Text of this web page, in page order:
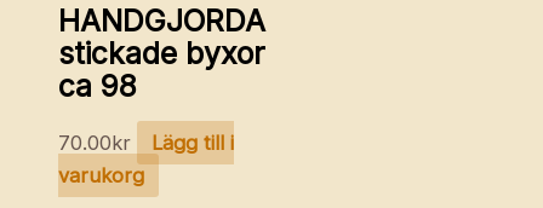
HANDGJORDA
stickade byxor
ca 98
70.00kr
Lägg till i
varukorg